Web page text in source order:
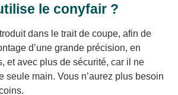
le conyfair ?
dans le trait de coupe, afin de
d’une grande précision, en
et avec plus de sécurité, car il ne
seule main. Vous n’aurez plus besoin